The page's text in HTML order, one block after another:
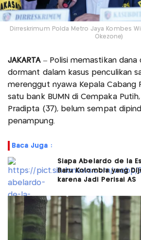
Dirreskrimum Polda Metro Jaya Kombes
Okezone)
JAKARTA– Polisi memastikan dana
dormant dalam kasus penculikan
merenggut nyawa Kepala Cabang
satu bank BUMN di Cempaka
Pradipta (37), belum sempat
penampung.
Baca Juga :
Siapa Abelardo de la
Baru Kolombia yang
karena Jadi Perisai AS